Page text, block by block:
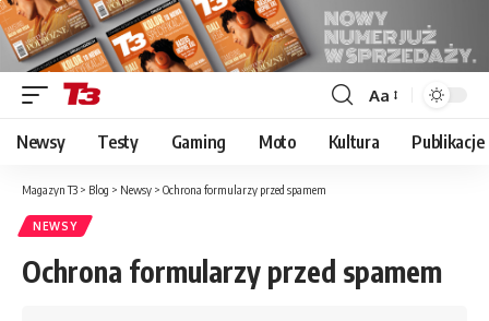
Font
Resizer
Aa
Newsy Testy Gaming Moto Kultura Publikacje
Magazyn T3 > Blog > Newsy > Ochrona formularzy przed spamem
NEWSY
Ochrona formularzy przed spamem